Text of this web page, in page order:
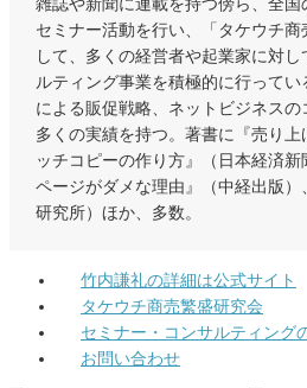
セミナー活動を行い、「タケウチ商
して、多くの経営者や起業家に対
ルティング事業を積極的に行って
による販促戦略、ネットビジネスの
多くの実績を持つ。著書に『売り
ッチコピーの作り方』（日本経済
ページがダメな理由』（中経出版）
研究所）ほか、多数。
竹内謙礼の詳細は公式サイト
タケウチ商売繁盛研究会
セミナー・コンサルティング
お問い合わせ